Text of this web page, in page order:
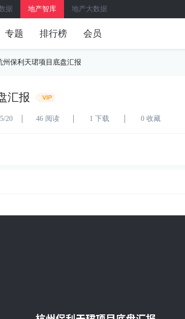
据 地产智库 地产大数据
专题 排行榜 会员
州保利天珺项目底盘汇报
汇报
20 46 阅读 1 下载 0 收藏